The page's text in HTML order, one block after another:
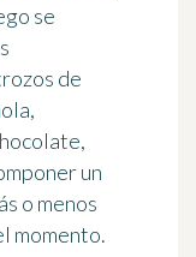
se
de
un
o menos
momento.